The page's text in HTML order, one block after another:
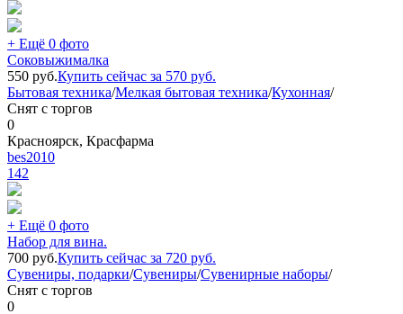
+ Ещё 0 фото
Соковыжималка
550 руб.Купить сейчас за 570 руб.
Бытовая техника/Мелкая бытовая техника/Кухонная/
Снят с торгов
0
Красноярск, Красфарма
bes2010
142
+ Ещё 0 фото
Набор для вина.
700 руб.Купить сейчас за 720 руб.
Сувениры, подарки/Сувениры/Сувенирные наборы/
Снят с торгов
0